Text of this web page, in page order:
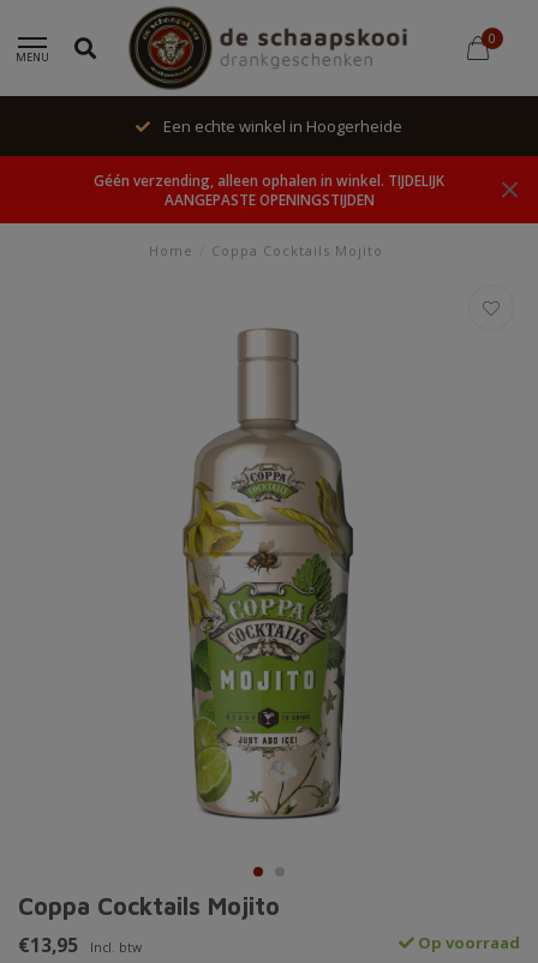
MENU
0
Een echte winkel in Hoogerheide
Géén verzending, alleen ophalen in winkel. TIJDELIJK
AANGEPASTE OPENINGSTIJDEN
Home Coppa Cocktails Mojito
Coppa Cocktails Mojito
€13,95 Incl. btw Op voorraad